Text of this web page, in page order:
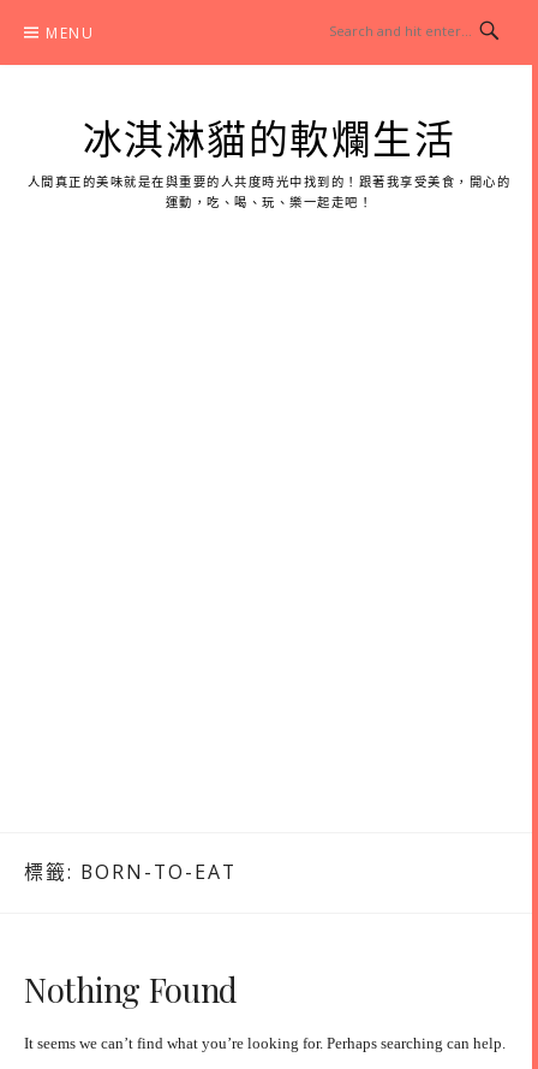
content
MENU
冰淇淋貓的軟爛生活
人間真正的美味就是在與重要的人共度時光中找到的！跟著我享受美食，開心的
運動，吃、喝、玩、樂一起走吧！
標籤: BORN-TO-EAT
Nothing Found
It seems we can’t find what you’re looking for. Perhaps searching can help.